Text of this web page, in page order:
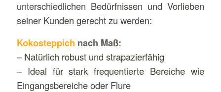
unterschiedlichen Bedürfnissen und Vorlieben
seiner Kunden gerecht zu werden:
Kokosteppich nach Maß:
– Natürlich robust und strapazierfähig
– Ideal für stark frequentierte Bereiche wie
Eingangsbereiche oder Flure